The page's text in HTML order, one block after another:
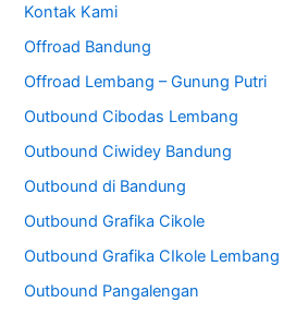
Kontak Kami
Offroad Bandung
Offroad Lembang – Gunung Putri
Outbound Cibodas Lembang
Outbound Ciwidey Bandung
Outbound di Bandung
Outbound Grafika Cikole
Outbound Grafika CIkole Lembang
Outbound Pangalengan